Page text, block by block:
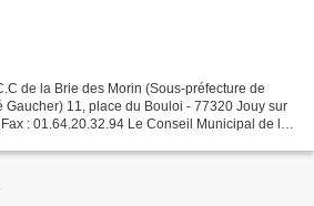
de la Brie des Morin (Sous-préfecture de
Gaucher) 11, place du Bouloi - 77320 Jouy sur
: 01.64.20.32.94 Le Conseil Municipal de la